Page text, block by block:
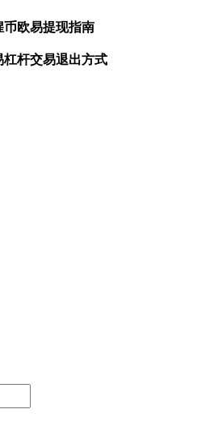
欧易提现指南
杠杆交易退出方式